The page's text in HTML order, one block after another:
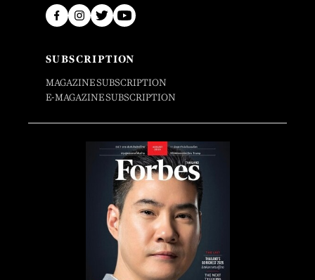
SUBSCRIPTION
MAGAZINE SUBSCRIPTION
E-MAGAZINE SUBSCRIPTION